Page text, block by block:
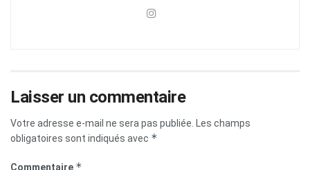
Laisser un commentaire
Votre adresse e-mail ne sera pas publiée.
Les champs
obligatoires sont indiqués avec *
Commentaire *